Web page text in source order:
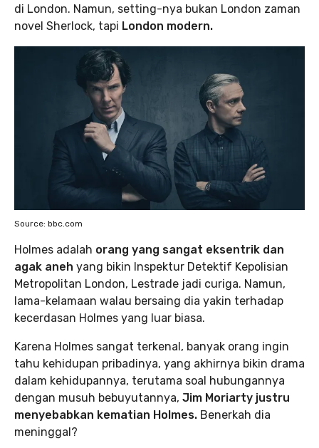
di London. Namun, setting-nya bukan London zaman
novel Sherlock, tapi London modern.
Source: bbc.com
Holmes adalah orang yang sangat eksentrik dan
agak aneh yang bikin Inspektur Detektif Kepolisian
Metropolitan London, Lestrade jadi curiga. Namun,
lama-kelamaan walau bersaing dia yakin terhadap
kecerdasan Holmes yang luar biasa.
Karena Holmes sangat terkenal, banyak orang ingin
tahu kehidupan pribadinya, yang akhirnya bikin drama
dalam kehidupannya, terutama soal hubungannya
dengan musuh bebuyutannya, Jim Moriarty justru
menyebabkan kematian Holmes. Benerkah dia
meninggal?